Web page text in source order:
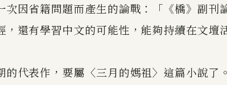
次因省籍問題而產生的論戰：「《橋》副刊
，還有學習中文的可能性，能夠持續在文壇
的代表作，要屬〈三月的媽祖〉這篇小說了